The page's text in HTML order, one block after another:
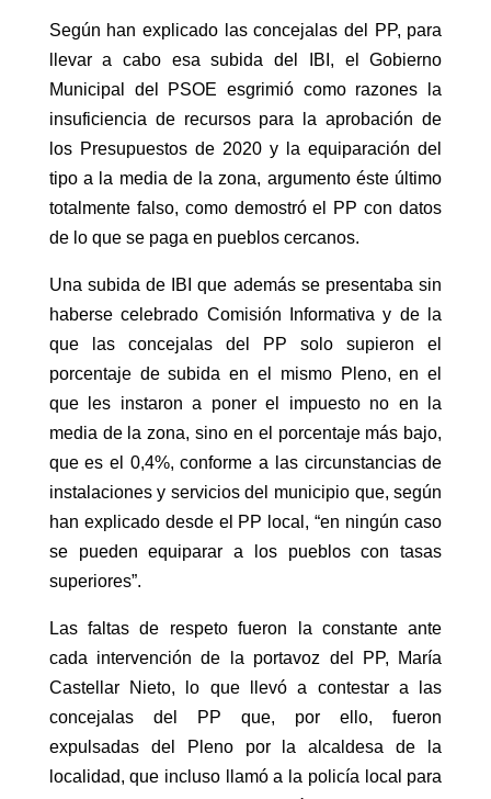
Según han explicado las concejalas del PP, para
llevar a cabo esa subida del IBI, el Gobierno
Municipal del PSOE esgrimió como razones la
insuficiencia de recursos para la aprobación de
los Presupuestos de 2020 y la equiparación del
tipo a la media de la zona, argumento éste último
totalmente falso, como demostró el PP con datos
de lo que se paga en pueblos cercanos.
Una subida de IBI que además se presentaba sin
haberse celebrado Comisión Informativa y de la
que las concejalas del PP solo supieron el
porcentaje de subida en el mismo Pleno, en el
que les instaron a poner el impuesto no en la
media de la zona, sino en el porcentaje más bajo,
que es el 0,4%, conforme a las circunstancias de
instalaciones y servicios del municipio que, según
han explicado desde el PP local, “en ningún caso
se pueden equiparar a los pueblos con tasas
superiores”.
Las faltas de respeto fueron la constante ante
cada intervención de la portavoz del PP, María
Castellar Nieto, lo que llevó a contestar a las
concejalas del PP que, por ello, fueron
expulsadas del Pleno por la alcaldesa de la
localidad, que incluso llamó a la policía local para